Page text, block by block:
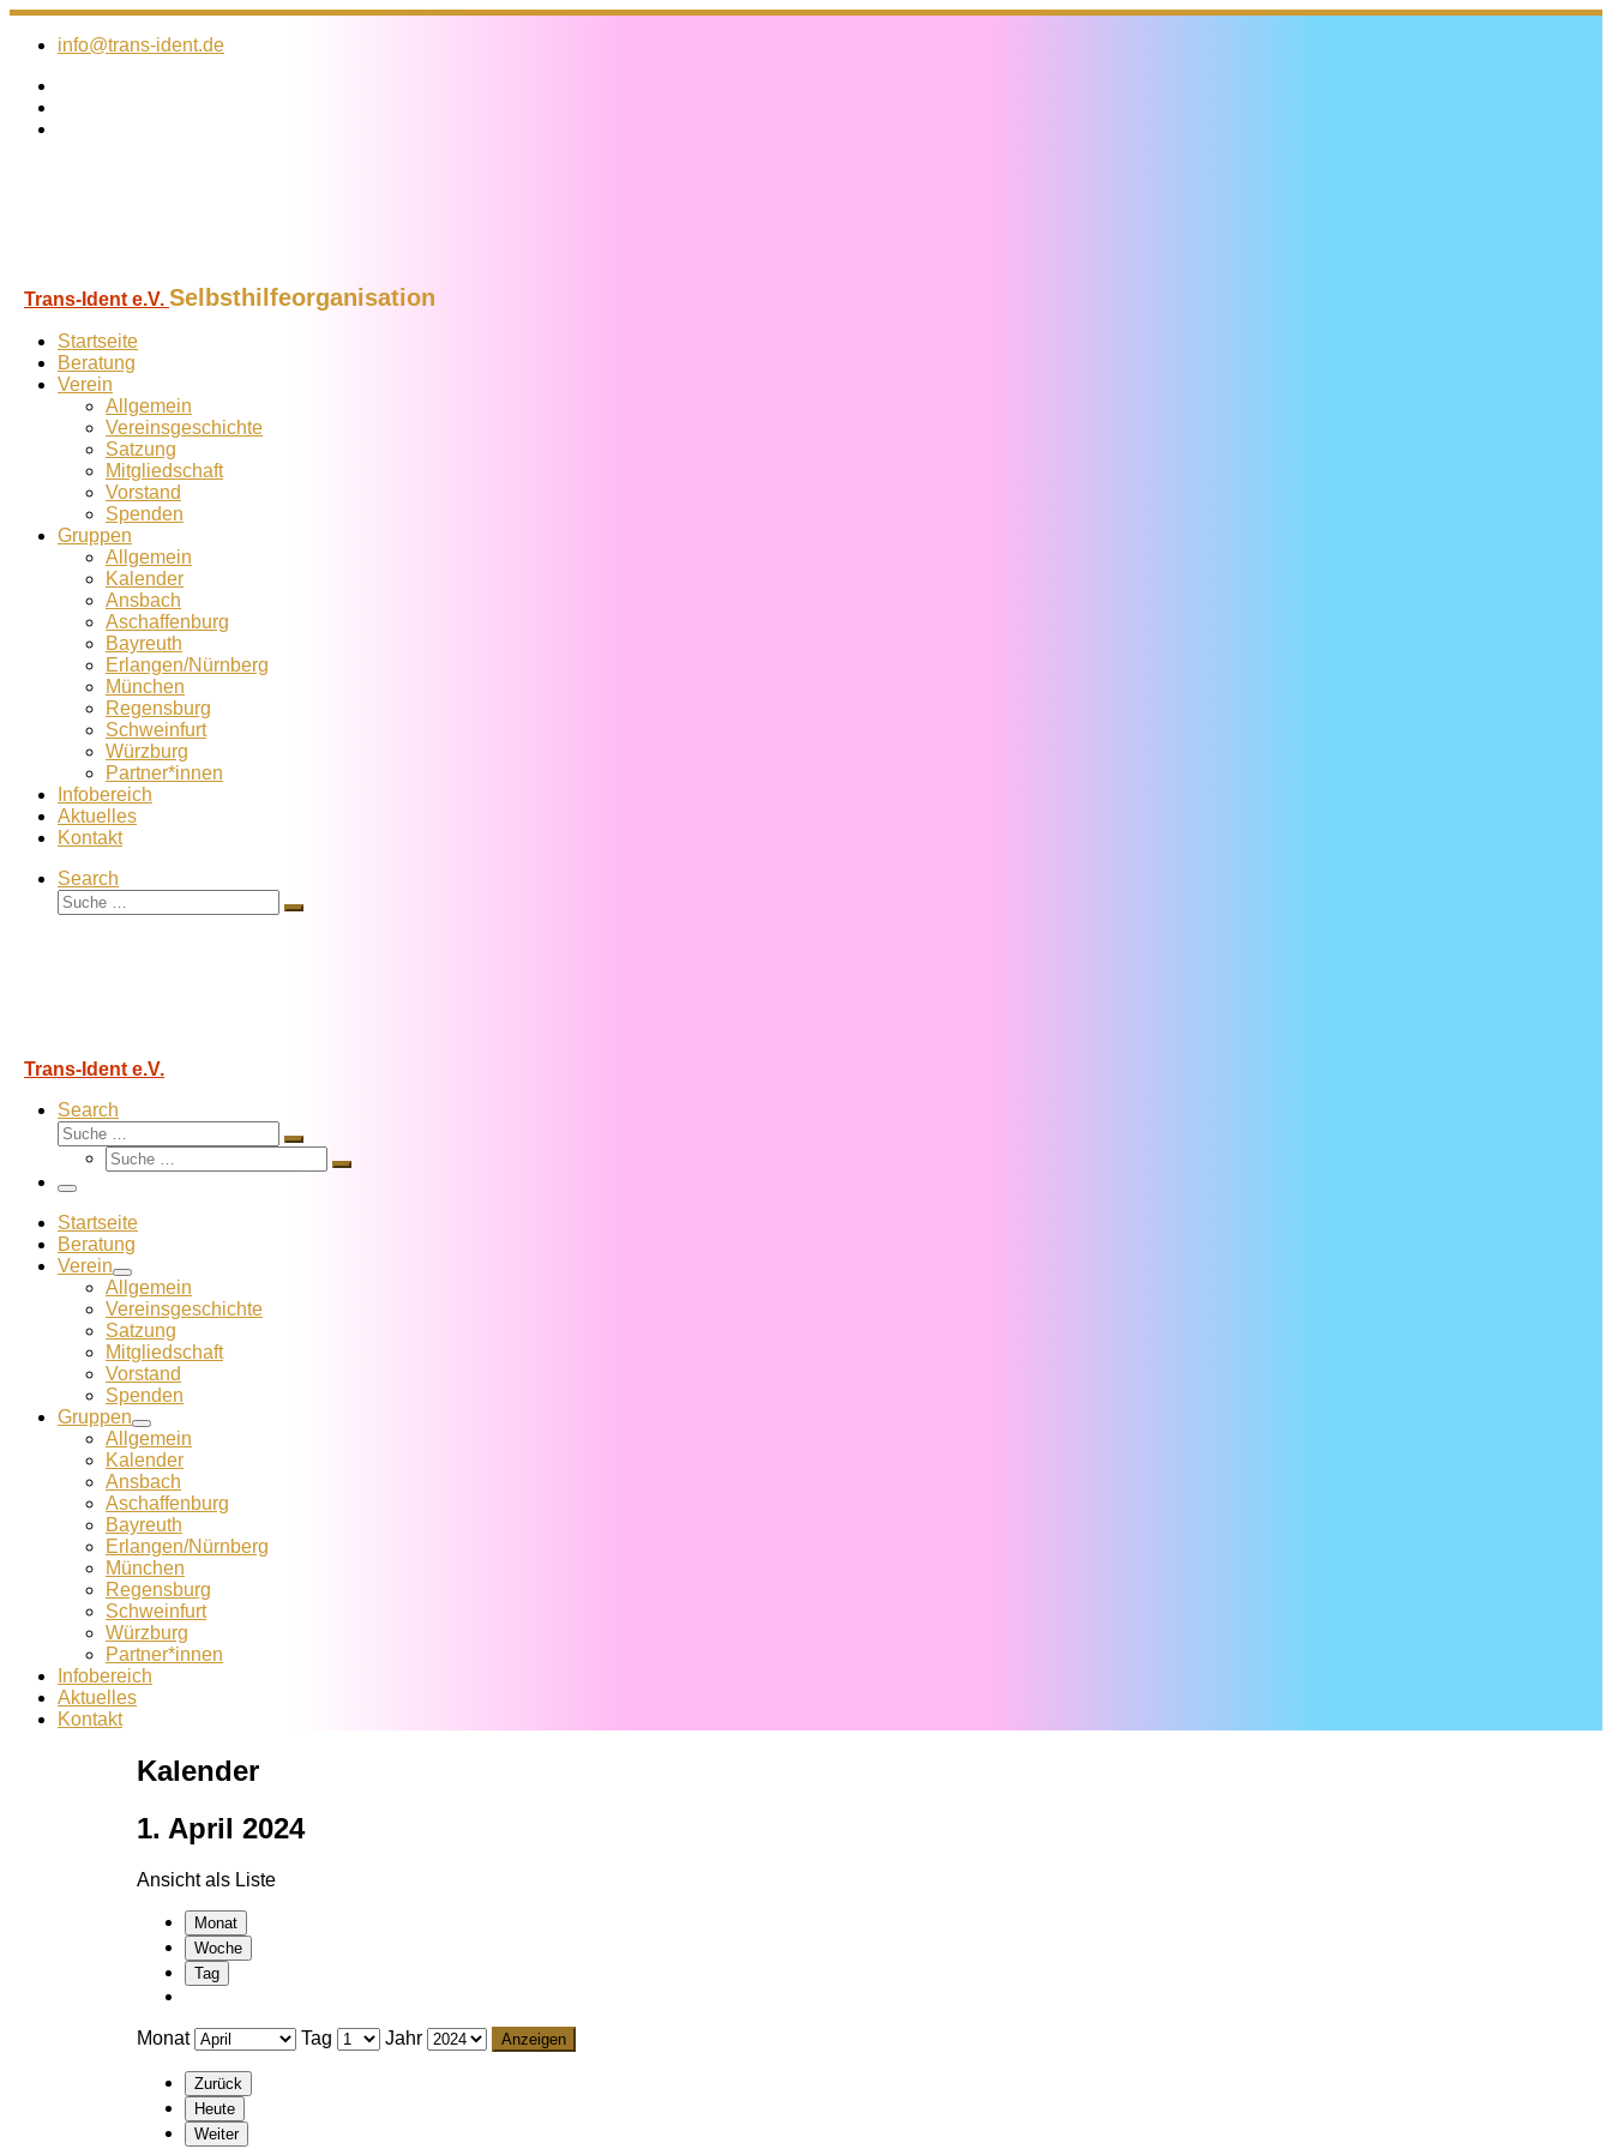
Zum
Inhalt
info@trans-ident.de
Trans-Ident e.V. Selbsthilfeorganisation
Startseite
Beratung
Verein
Allgemein
Vereins­geschichte
Satzung
Mitglied­schaft
Vorstand
Spenden
Gruppen
Allgemein
Kalender
Ansbach
Aschaffenburg
Bayreuth
Erlangen/Nürnberg
München
Regensburg
Schweinfurt
Würzburg
Partner*innen
Infobereich
Aktuelles
Kontakt
Search
Suche
Suche
Trans-Ident e.V.
Search
Suche
Suche
Suche
Suche
Menü
Startseite
Beratung
Verein
Allgemein
Vereins­geschichte
Satzung
Mitglied­schaft
Vorstand
Spenden
Gruppen
Allgemein
Kalender
Ansbach
Aschaffenburg
Bayreuth
Erlangen/Nürnberg
München
Regensburg
Schweinfurt
Würzburg
Partner*innen
Infobereich
Aktuelles
Kontakt
Kalender
1. April 2024
Ansicht als Liste
Monat
Woche
Tag
Monat Tag Jahr
Zurück
Heute
Weiter